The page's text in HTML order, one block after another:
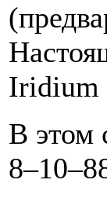
Iridium
В этом